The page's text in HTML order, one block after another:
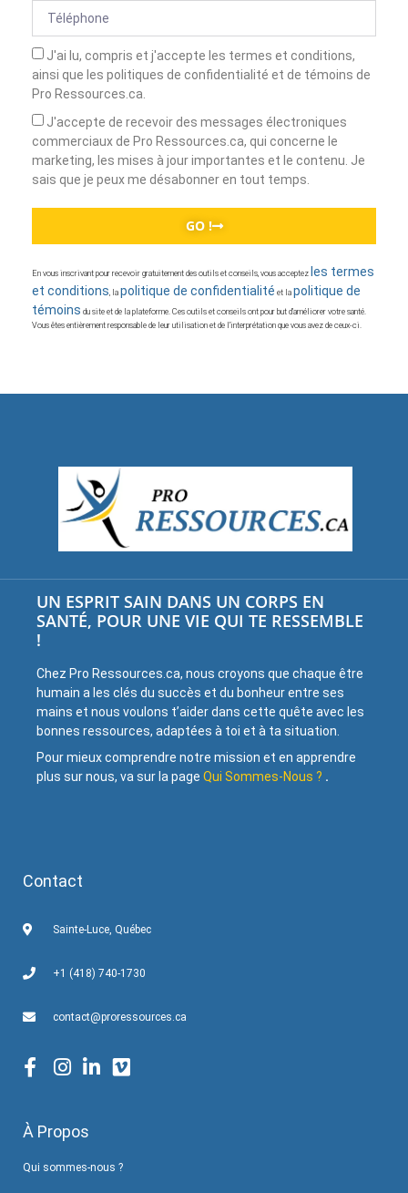
J'ai lu, compris et j'accepte les termes et conditions,
ainsi que les politiques de confidentialité et de témoins de
Pro Ressources.ca.
J'accepte de recevoir des messages électroniques
commerciaux de Pro Ressources.ca, qui concerne le
marketing, les mises à jour importantes et le contenu. Je
sais que je peux me désabonner en tout temps.
GO !
En vous inscrivant pour recevoir gratuitement des outils et conseils, vous acceptez les termes
et conditions, la politique de confidentialité et la politique de
témoins du site et de la plateforme. Ces outils et conseils ont pour but d’améliorer votre santé.
Vous êtes entièrement responsable de leur utilisation et de l’interprétation que vous avez de ceux-ci.
UN ESPRIT SAIN DANS UN CORPS EN
SANTÉ, POUR UNE VIE QUI TE RESSEMBLE
!
Chez Pro Ressources.ca, nous croyons que chaque être
humain a les clés du succès et du bonheur entre ses
mains et nous voulons t’aider dans cette quête avec les
bonnes ressources, adaptées à toi et à ta situation.
Pour mieux comprendre notre mission et en apprendre
plus sur nous, va sur la page Qui Sommes-Nous ? .
Contact
Sainte-Luce, Québec
+1 (418) 740-1730
contact@proressources.ca
À Propos
Qui sommes-nous ?